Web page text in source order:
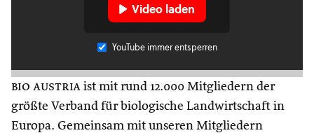
Video laden
YouTube immer entsperren
bio austria ist mit rund 12.000 Mitgliedern der
größte Verband für biologische Landwirtschaft in
Europa. Gemeinsam mit unseren Mitgliedern